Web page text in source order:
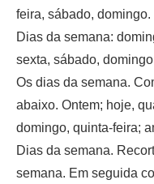
feira, sábado, domingo.
Dias da semana:
sexta, sábado,
Os dias da semana.
abaixo. Ontem; hoje,
domingo, quinta-feira;
Dias da semana.
semana. Em seguida